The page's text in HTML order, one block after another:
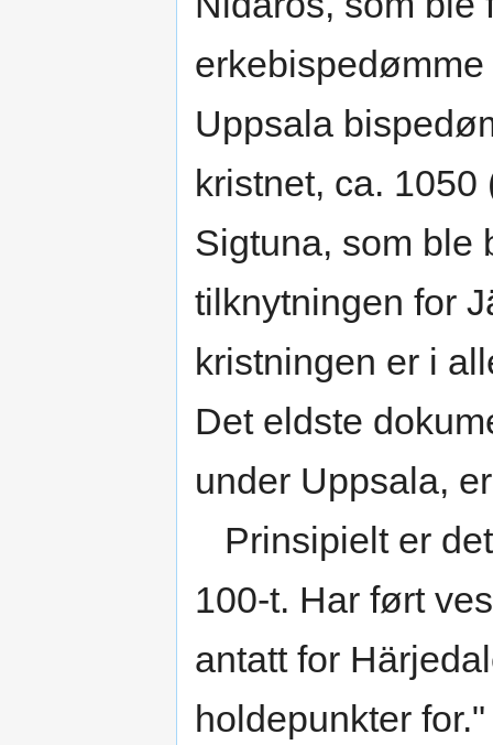
Uppsala
kristnet, ca.
Sigtuna, som ble
tilknytningen for
kristningen er i
Det eldste
under Uppsala,
Prinsipielt er
100-t. Har ført
antatt for
holdepunkter